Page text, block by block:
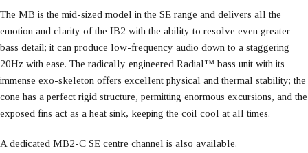
The MB is the mid-sized model in the SE range and delivers all the
emotion and clarity of the IB2 with the ability to resolve even greater
bass detail; it can produce low-frequency audio down to a staggering
20Hz with ease. The radically engineered Radial™ bass unit with its
immense exo-skeleton offers excellent physical and thermal stability; the
cone has a perfect rigid structure, permitting enormous excursions, and the
exposed fins act as a heat sink, keeping the coil cool at all times.
A dedicated MB2-C SE centre channel is also available.